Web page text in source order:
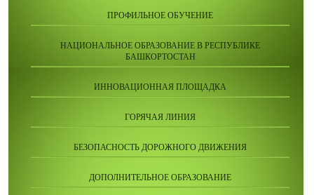
ПРОФИЛЬНОЕ ОБУЧЕНИЕ
НАЦИОНАЛЬНОЕ ОБРАЗОВАНИЕ В РЕСПУБЛИКЕ
БАШКОРТОСТАН
ИННОВАЦИОННАЯ ПЛОЩАДКА
ГОРЯЧАЯ ЛИНИЯ
БЕЗОПАСНОСТЬ ДОРОЖНОГО ДВИЖЕНИЯ
ДОПОЛНИТЕЛЬНОЕ ОБРАЗОВАНИЕ